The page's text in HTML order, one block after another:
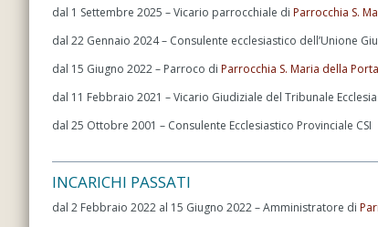
dal 1 Settembre 2025 – Vicario parrocchiale di Parrocchia S.
dal 22 Gennaio 2024 – Consulente ecclesiastico dell’Unione
dal 15 Giugno 2022 – Parroco di Parrocchia S. Maria della
dal 11 Febbraio 2021 – Vicario Giudiziale del Tribunale
dal 25 Ottobre 2001 – Consulente Ecclesiastico Provinciale CSI
INCARICHI PASSATI
dal 2 Febbraio 2022 al 15 Giugno 2022 – Amministratore di